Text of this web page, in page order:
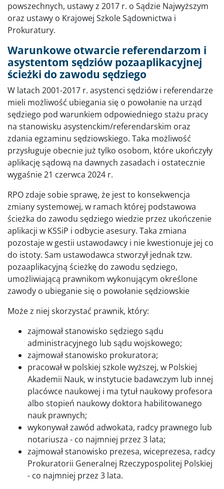
powszechnych, ustawy z 2017 r. o Sądzie Najwyższym
oraz ustawy o Krajowej Szkole Sądownictwa i
Prokuratury.
Warunkowe otwarcie referendarzom i
asystentom sędziów pozaaplikacyjnej
ścieżki do zawodu sędziego
W latach 2001-2017 r. asystenci sędziów i referendarze
mieli możliwość ubiegania się o powołanie na urząd
sędziego pod warunkiem odpowiedniego stażu pracy
na stanowisku asystenckim/referendarskim oraz
zdania egzaminu sędziowskiego. Taka możliwość
przysługuje obecnie już tylko osobom, które ukończyły
aplikację sądową na dawnych zasadach i ostatecznie
wygaśnie 21 czerwca 2024 r.
RPO zdaje sobie sprawę, że jest to konsekwencja
zmiany systemowej, w ramach której podstawowa
ścieżka do zawodu sędziego wiedzie przez ukończenie
aplikacji w KSSiP i odbycie asesury. Taka zmiana
pozostaje w gestii ustawodawcy i nie kwestionuje jej co
do istoty. Sam ustawodawca stworzył jednak tzw.
pozaaplikacyjną ścieżkę do zawodu sędziego,
umożliwiającą prawnikom wykonującym określone
zawody o ubieganie się o powołanie sędziowskie
Może z niej skorzystać prawnik, który:
zajmował stanowisko sędziego sądu
administracyjnego lub sądu wojskowego;
zajmował stanowisko prokuratora;
pracował w polskiej szkole wyższej, w Polskiej
Akademii Nauk, w instytucie badawczym lub innej
placówce naukowej i ma tytuł naukowy profesora
albo stopień naukowy doktora habilitowanego
nauk prawnych;
wykonywał zawód adwokata, radcy prawnego lub
notariusza - co najmniej przez 3 lata;
zajmował stanowisko prezesa, wiceprezesa, radcy
Prokuratorii Generalnej Rzeczypospolitej Polskiej
- co najmniej przez 3 lata.